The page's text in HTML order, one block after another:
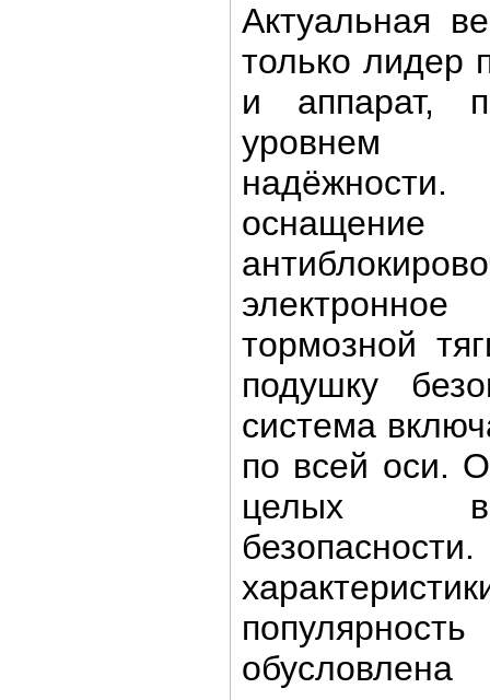
Актуальная
только лидер
и аппарат,
уровнем
тормозной
подушку
система
по всей оси.
целых